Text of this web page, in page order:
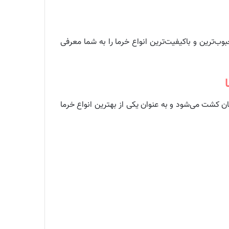
و باکیفیت‌ترین انواع خرما را به شما معرفی
کشت می‌شود و به عنوان یکی از بهترین انواع خرما